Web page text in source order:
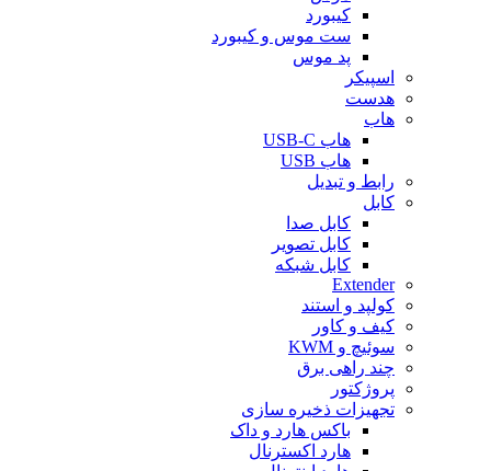
کیبورد
ست موس و کیبورد
پد موس
اسپیکر
هدست
هاب
هاب USB-C
هاب USB
رابط و تبدیل
کابل
کابل صدا
کابل تصویر
کابل شبکه
Extender
کولپد و استند
کیف و کاور
سوئیچ و KWM
چند راهی برق
پروژکتور
تجهیزات ذخیره سازی
باکس هارد و داک
هارد اکسترنال